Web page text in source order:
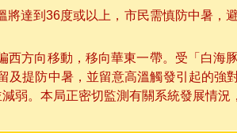
達到36度或以上，市民需慎防中暑，
方向移動，移向華東一帶。受「白海
提防中暑，並留意高溫觸發引起的強
弱。本局正密切監測有關系統發展情